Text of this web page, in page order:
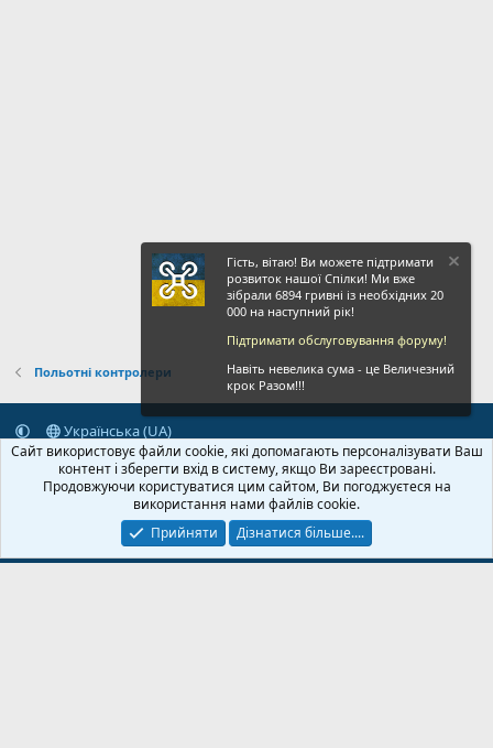
Польотні контролери
Українська (UA)
Зворотній зв'язок
Умови і правила
Політика конфіденційності
Дoпoмoга
Головна
R
S
S
© 2020-2026 FPVUA.ORG Розроблено:Magshifter
Гість, вітаю! Ви можете підтримати
розвиток нашої Спілки! Ми вже
зібрали 6894 гривні із необхідних 20
000 на наступний рік!
Підтримати обслуговування форуму!
Навіть невелика сума - це Величезний
крок Разом!!!
Сайт використовує файли cookie, які допомагають персоналізувати Ваш
контент і зберегти вхід в систему, якщо Ви зареєстровані.
Продовжуючи користуватися цим сайтом, Ви погоджуєтеся на
використання нами файлів cookie.
Прийняти
Дізнатися більше....